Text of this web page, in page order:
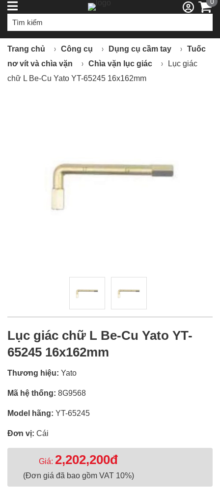
Trang chủ Công cụ Dụng cụ cầm tay
Tuốc
nơ vít và chìa vặn
Chìa vặn lục giác
Lục giác
chữ L Be-Cu Yato YT-65245 16x162mm
Lục giác chữ L Be-Cu Yato YT-
65245 16x162mm
Thương hiệu: Yato
Mã hệ thống: 8G9568
Model hãng: YT-65245
Đơn vị: Cái
Giá: 2,202,200đ
(Đơn giá đã bao gồm VAT 10%)